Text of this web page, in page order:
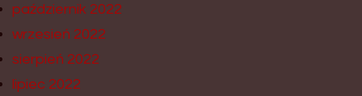
październik 2022
wrzesień 2022
sierpień 2022
lipiec 2022